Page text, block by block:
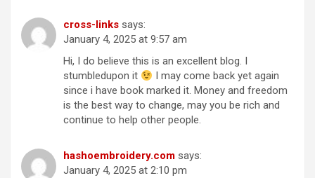
cross-links says:
January 4, 2025 at 9:57 am
Hi, I do believe this is an excellent blog. I
stumbledupon it
I may come back yet again
since i have book marked it. Money and freedom
is the best way to change, may you be rich and
continue to help other people.
hashoembroidery.com says:
January 4, 2025 at 2:10 pm